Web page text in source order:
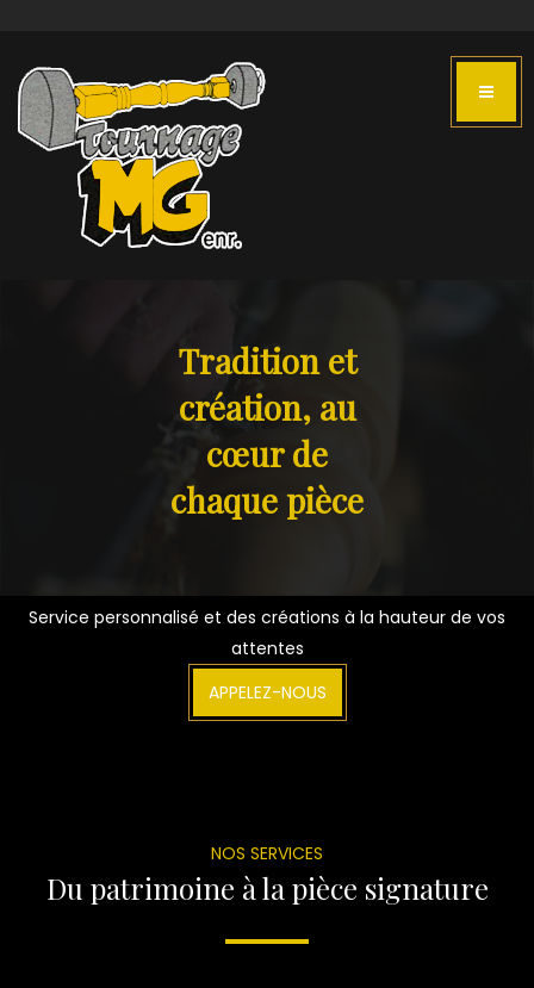
Tradition et
création, au
cœur de
chaque pièce
Service personnalisé et des créations à la hauteur de vos
attentes
APPELEZ-NOUS
NOS SERVICES
Du patrimoine à la pièce signature